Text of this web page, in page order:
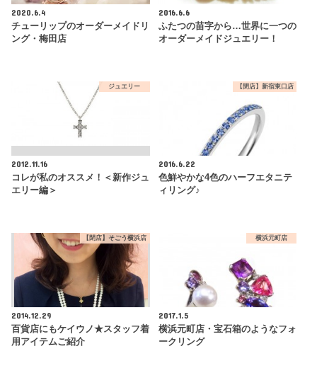
2020.6.4
チューリップのオーダーメイドリ
ング・梅田店
2016.6.6
ふたつの苗字から…世界に一つの
オーダーメイドジュエリー！
ジュエリー
2012.11.16
コレが私のオススメ！＜新作ジュ
エリー編＞
【閉店】新宿東口店
2016.6.22
色鮮やかな4色のハーフエタニテ
ィリング♪
【閉店】そごう横浜店
2014.12.29
百貨店にもケイウノ★スタッフ着
用アイテムご紹介
横浜元町店
2017.1.5
横浜元町店・宝石箱のようなフォ
ークリング